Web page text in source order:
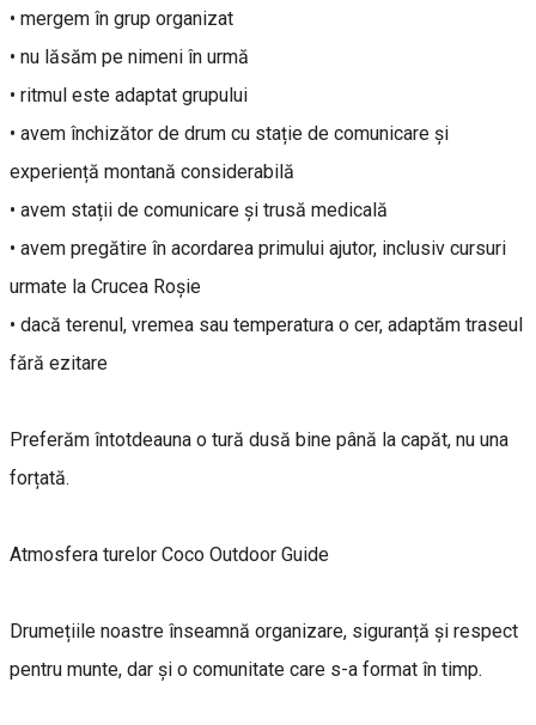
• mergem în grup organizat
• nu lăsăm pe nimeni în urmă
• ritmul este adaptat grupului
• avem închizător de drum cu stație de comunicare și
experiență montană considerabilă
• avem stații de comunicare și trusă medicală
• avem pregătire în acordarea primului ajutor, inclusiv cursuri
urmate la Crucea Roșie
• dacă terenul, vremea sau temperatura o cer, adaptăm traseul
fără ezitare
Preferăm întotdeauna o tură dusă bine până la capăt, nu una
forțată.
Atmosfera turelor Coco Outdoor Guide
Drumețiile noastre înseamnă organizare, siguranță și respect
pentru munte, dar și o comunitate care s-a format în timp.